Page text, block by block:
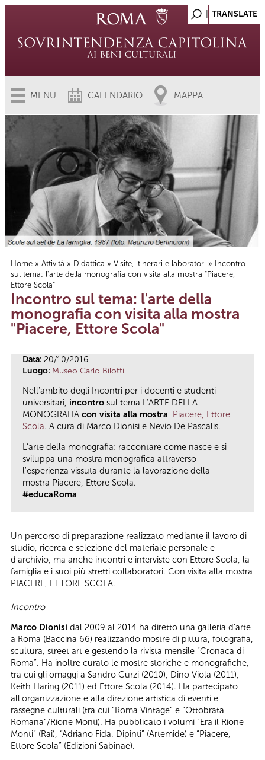
MENU CALENDARIO MAPPA
Tu sei qui
Home » Attività » Didattica » Visite, itinerari e laboratori » Incontro
sul tema: l'arte della monografia con visita alla mostra "Piacere,
Ettore Scola"
Incontro sul tema: l'arte della
monografia con visita alla mostra
"Piacere, Ettore Scola"
Data: 20/10/2016
Luogo: Museo Carlo Bilotti
Nell'ambito degli Incontri per i docenti e studenti
universitari, incontro sul tema L’ARTE DELLA
MONOGRAFIA con visita alla mostra Piacere, Ettore
Scola. A cura di Marco Dionisi e Nevio De Pascalis.
L’arte della monografia: raccontare come nasce e si
sviluppa una mostra monografica attraverso
l'esperienza vissuta durante la lavorazione della
mostra Piacere, Ettore Scola.
#educaRoma
Un percorso di preparazione realizzato mediante il lavoro di
studio, ricerca e selezione del materiale personale e
d'archivio, ma anche incontri e interviste con Ettore Scola, la
famiglia e i suoi più stretti collaboratori. Con visita alla mostra
PIACERE, ETTORE SCOLA.
Incontro
Marco Dionisi dal 2009 al 2014 ha diretto una galleria d'arte
a Roma (Baccina 66) realizzando mostre di pittura, fotografia,
scultura, street art e gestendo la rivista mensile “Cronaca di
Roma”. Ha inoltre curato le mostre storiche e monografiche,
tra cui gli omaggi a Sandro Curzi (2010), Dino Viola (2011),
Keith Haring (2011) ed Ettore Scola (2014). Ha partecipato
all'organizzazione e alla direzione artistica di eventi e
rassegne culturali (tra cui “Roma Vintage” e “Ottobrata
Romana”/Rione Monti). Ha pubblicato i volumi “Era il Rione
Monti” (Rai), “Adriano Fida. Dipinti” (Artemide) e “Piacere,
Ettore Scola” (Edizioni Sabinae).